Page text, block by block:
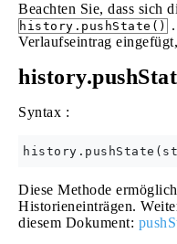
Beachten Sie, dass sich
history.pushState()
Verlaufseintrag
Syntax :
Diese Methode
Historieneinträgen.
diesem Dokument: